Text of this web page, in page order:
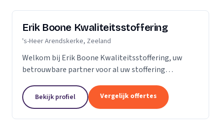
Erik Boone Kwaliteitsstoffering
's-Heer Arendskerke, Zeeland
Welkom bij Erik Boone Kwaliteitsstoffering, uw
betrouwbare partner voor al uw stoffering
gespecialiseerd in de stoffering van vloeren en alle
soorten...
Bekijk profiel Vergelijk offertes